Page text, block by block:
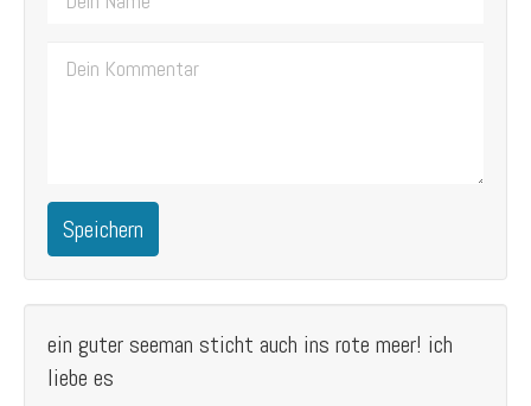
Speichern
ein guter seeman sticht auch ins rote meer! ich
liebe es